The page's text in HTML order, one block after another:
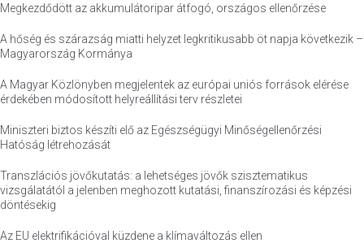
Megkezdődött az akkumulátoripar átfogó, országos ellenőrzése
A hőség és szárazság miatti helyzet legkritikusabb öt napja következik –
Magyarország Kormánya
A Magyar Közlönyben megjelentek az európai uniós források elérése
érdekében módosított helyreállítási terv részletei
Miniszteri biztos készíti elő az Egészségügyi Minőségellenőrzési
Hatóság létrehozását
Transzlációs jövőkutatás: a lehetséges jövők szisztematikus
vizsgálatától a jelenben meghozott kutatási, finanszírozási és képzési
döntésekig
Az EU elektrifikációval küzdene a klímaváltozás ellen